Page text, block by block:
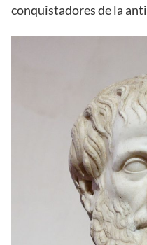
conquistadores de la